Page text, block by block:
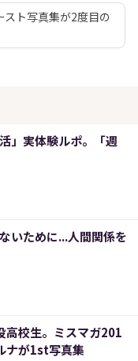
ト写真集が2度目の
」実体験ルポ。「週
いために...人間関係を
高校生。ミスマガ201
ナが1st写真集